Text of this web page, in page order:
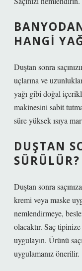
HANGI
Duştan sonra
uçlarına ve
yağı gibi doğal
makinesini sabit
süre yüksek ısıya
DUŞTAN
SÜRÜLÜR?
Duştan sonra
kremi veya maske
nemlendirmeye,
olacaktır. Saç
uygulayın. Ürünü
uygulamanız önerilir.